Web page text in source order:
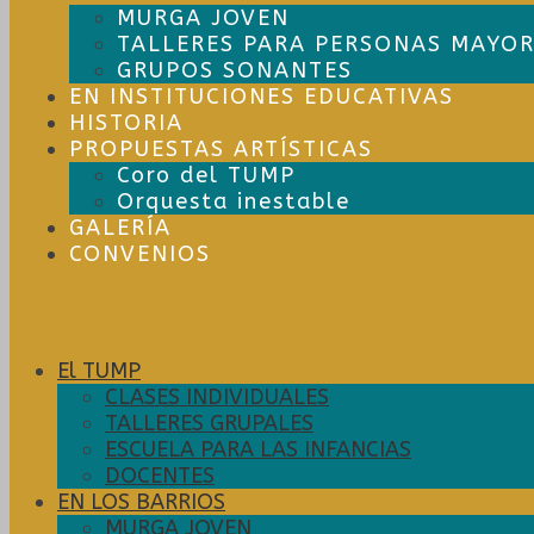
MURGA JOVEN
TALLERES PARA PERSONAS
GRUPOS SONANTES
EN INSTITUCIONES EDUCATIVAS
HISTORIA
PROPUESTAS ARTÍSTICAS
Coro del TUMP
Orquesta inestable
GALERÍA
CONVENIOS
El TUMP
CLASES INDIVIDUALES
TALLERES GRUPALES
ESCUELA PARA LAS INFANCIAS
DOCENTES
EN LOS BARRIOS
MURGA JOVEN